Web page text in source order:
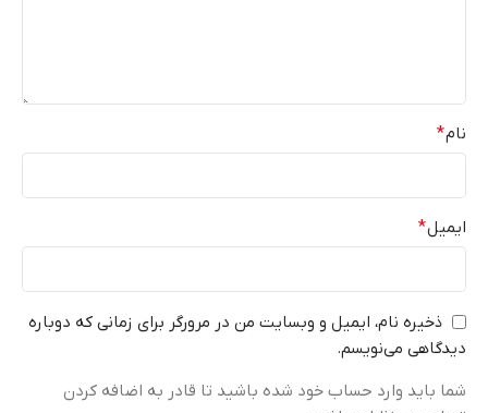
نام*
ایمیل*
ذخیره نام، ایمیل و وبسایت من در مرورگر برای زمانی که دوباره
دیدگاهی می‌نویسم.
شما باید وارد حساب خود شده باشید تا قادر به اضافه کردن